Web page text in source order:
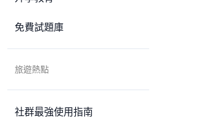
免費試題庫
旅遊熱點
社群最強使用指南